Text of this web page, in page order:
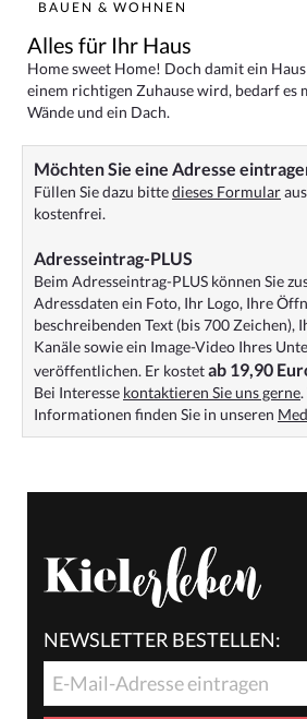
BAUEN & WOHNEN
Alles für Ihr Haus
Home sweet Home! Doch damit ein
einem richtigen Zuhause wird, bedarf es
Wände und ein Dach.
Möchten Sie eine Adresse
Füllen Sie dazu bittedieses Formular
kostenfrei.
Adresseintrag-PLUS
Beim Adresseintrag-PLUS können Sie
Adressdaten ein Foto, Ihr Logo, Ihre
beschreibenden Text (bis 700 Zeichen),
Kanäle sowie ein Image-Video Ihres
veröffentlichen. Er kostetab 19,90
Bei Interesse kontaktieren Sie uns gerne
Informationen finden Sie in unseren
NEWSLETTER BESTELLEN: